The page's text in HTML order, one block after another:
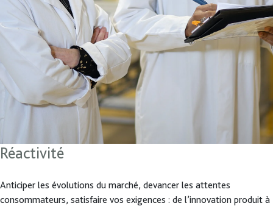
Réactivité
Anticiper les évolutions du marché, devancer les attentes
consommateurs, satisfaire vos exigences : de l’innovation produit à